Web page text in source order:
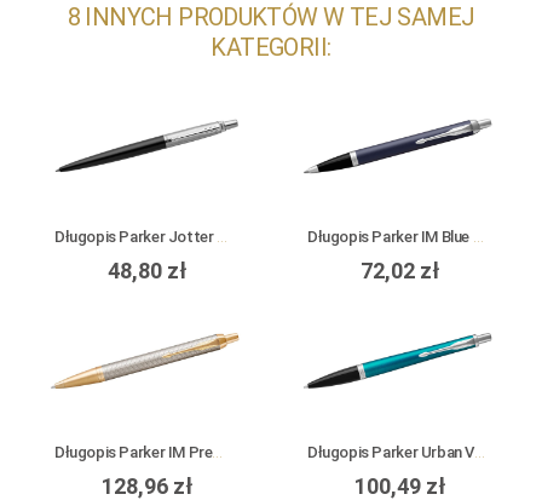
8 INNYCH PRODUKTÓW W TEJ SAMEJ
KATEGORII:
Długopis Parker Jotter Bond Street Black CT
48,80 zł
Długopis Parker IM Blue CT
72,02 zł
Długopis Parker IM Premium Warm Grey GT
128,96 zł 100,49 zł